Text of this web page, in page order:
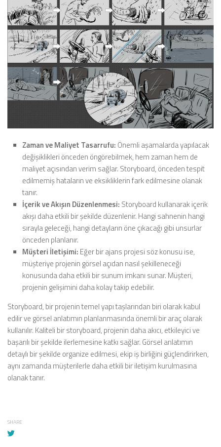
Zaman ve Maliyet Tasarrufu: Önemli aşamalarda yapılacak
değişiklikleri önceden öngörebilmek, hem zaman hem de
maliyet açısından verim sağlar. Storyboard, önceden tespit
edilmemiş hataların ve eksikliklerin fark edilmesine olanak
tanır.
İçerik ve Akışın Düzenlenmesi: Storyboard kullanarak içerik
akışı daha etkili bir şekilde düzenlenir. Hangi sahnenin hangi
sırayla geleceği, hangi detayların öne çıkacağı gibi unsurlar
önceden planlanır.
Müşteri İletişimi: Eğer bir ajans projesi söz konusu ise,
müşteriye projenin görsel açıdan nasıl şekilleneceği
konusunda daha etkili bir sunum imkanı sunar. Müşteri,
projenin gelişimini daha kolay takip edebilir.
Storyboard, bir projenin temel yapı taşlarından biri olarak kabul
edilir ve görsel anlatımın planlanmasında önemli bir araç olarak
kullanılır. Kaliteli bir storyboard, projenin daha akıcı, etkileyici ve
başarılı bir şekilde ilerlemesine katkı sağlar. Görsel anlatımın
detaylı bir şekilde organize edilmesi, ekip iş birliğini güçlendirirken,
aynı zamanda müşterilerle daha etkili bir iletişim kurulmasına
olanak tanır.
SHARE